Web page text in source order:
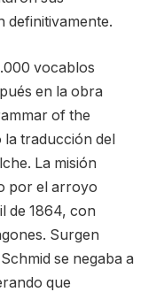
definitivamente.
vocablos
en la obra
of the
la traducción del
La misión
por el arroyo
de 1864, con
Surgen
se negaba a
que